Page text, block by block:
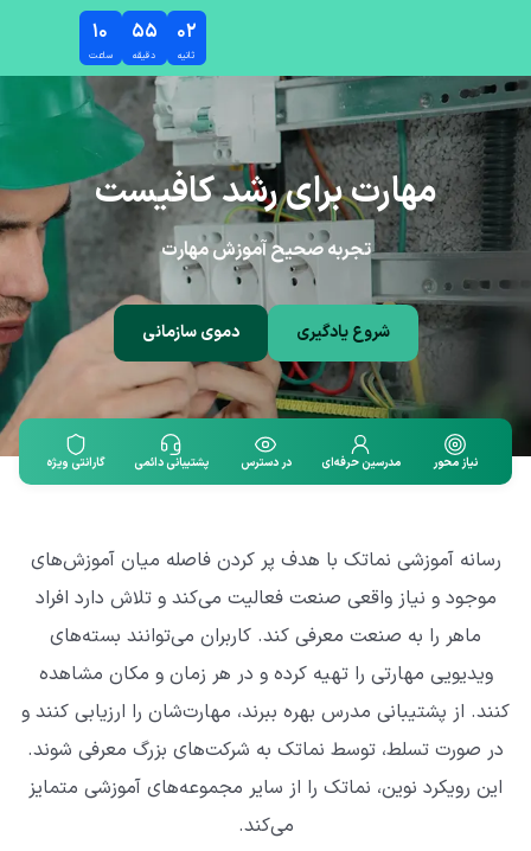
۱۰
ساعت
۵۵
دقیقه
۰۲
ثانیه
مهارت برای رشد کافیست
تجربه صحیح آموزش مهارت
شروع یادگیری دموی سازمانی
نیاز محور مدرسین حرفه‌ای در دسترس پشتیبانی دائمی گارانتی ویژه
رسانه آموزشی نماتک با هدف پر کردن فاصله میان آموزش‌های
موجود و نیاز واقعی صنعت فعالیت می‌کند و تلاش دارد افراد
ماهر را به صنعت معرفی کند. کاربران می‌توانند بسته‌های
ویدیویی مهارتی را تهیه کرده و در هر زمان و مکان مشاهده
کنند. از پشتیبانی مدرس بهره ببرند، مهارت‌شان را ارزیابی کنند و
در صورت تسلط، توسط نماتک به شرکت‌های بزرگ معرفی شوند.
این رویکرد نوین، نماتک را از سایر مجموعه‌های آموزشی متمایز
می‌کند.